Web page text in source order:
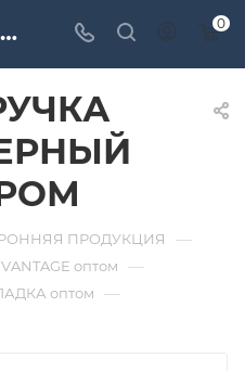
V28 BN/CP РУЧКА VANTAGE ЧЕРНЫЙ НИКЕЛЬ / ХРОМ. Дверная и мебельная фурнитура САМИР-КИЛИТ | Оптовые поставки 0
ПРОДУКЦИЯ —
оптом —
оптом —